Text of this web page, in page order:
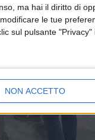
ma hai il diritto di
le tue
sul pulsante "Privacy"
NON ACCETTO